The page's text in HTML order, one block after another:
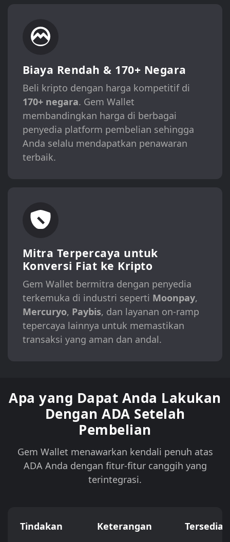
Biaya Rendah & 170+ Negara
Beli kripto dengan harga kompetitif di
170+ negara. Gem Wallet
membandingkan harga di berbagai
penyedia platform pembelian sehingga
Anda selalu mendapatkan penawaran
terbaik.
Mitra Terpercaya untuk
Konversi Fiat ke Kripto
Gem Wallet bermitra dengan penyedia
terkemuka di industri seperti Moonpay,
Mercuryo, Paybis, dan layanan on-ramp
tepercaya lainnya untuk memastikan
transaksi yang aman dan andal.
Apa yang Dapat Anda Lakukan
Dengan ADA Setelah
Pembelian
Gem Wallet menawarkan kendali penuh atas
ADA Anda dengan fitur-fitur canggih yang
terintegrasi.
Tindakan Keterangan Tersedia